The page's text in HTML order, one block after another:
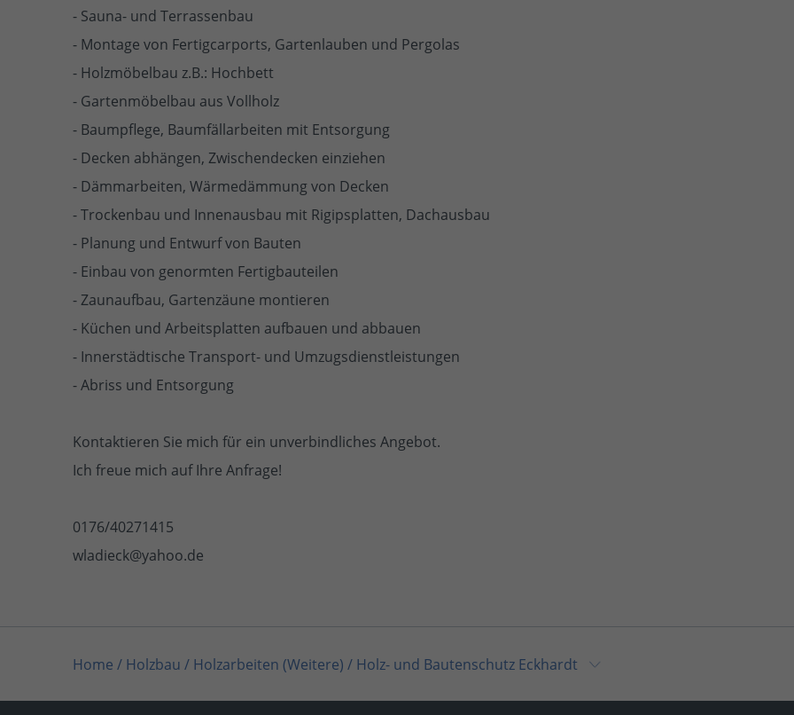
- Sauna- und Terrassenbau
- Montage von Fertigcarports, Gartenlauben und Pergolas
- Holzmöbelbau z.B.: Hochbett
- Gartenmöbelbau aus Vollholz
- Baumpflege, Baumfällarbeiten mit Entsorgung
- Decken abhängen, Zwischendecken einziehen
- Dämmarbeiten, Wärmedämmung von Decken
- Trockenbau und Innenausbau mit Rigipsplatten, Dachausbau
- Planung und Entwurf von Bauten
- Einbau von genormten Fertigbauteilen
- Zaunaufbau, Gartenzäune montieren
- Küchen und Arbeitsplatten aufbauen und abbauen
- Innerstädtische Transport- und Umzugsdienstleistungen
- Abriss und Entsorgung
Kontaktieren Sie mich für ein unverbindliches Angebot.
Ich freue mich auf Ihre Anfrage!
0176/40271415
wladieck@yahoo.de
Home / Holzbau / Holzarbeiten (Weitere) / Holz- und Bautenschutz Eckhardt
Home/Berlin/Berlin/Holz- und Bautenschutz Eckhardt